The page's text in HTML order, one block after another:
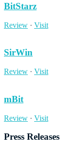
BitStarz
Review · Visit
SirWin
Review · Visit
mBit
Review · Visit
Press Releases